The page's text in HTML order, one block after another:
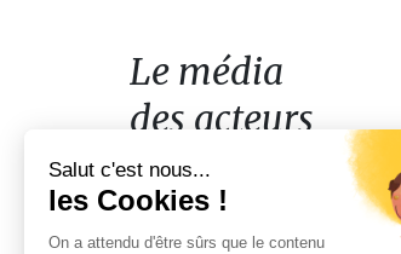
acteurs
de
l'engagement
Le média
des acteurs
de l'engagement
Salut c'est nous...
les Cookies !
On a attendu d'être sûrs que le contenu